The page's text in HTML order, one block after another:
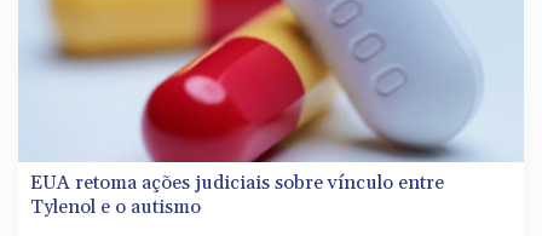
EUA retoma ações judiciais sobre vínculo entre
Tylenol e o autismo